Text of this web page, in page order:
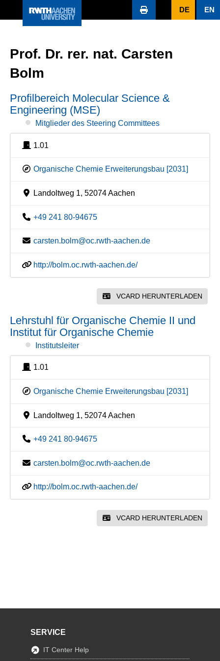
DE EN
Prof. Dr. rer. nat. Carsten
Bolm
Profilbereich Molecular Science &
Engineering (MSE)
Mitglieder des Steering Committees
1.01
Organische Chemie Erweiterungsbau [2031]
Landoltweg 1, 52074 Aachen
+49 241 80-94675
carsten.bolm@oc.rwth-aachen.de
http://bolm.oc.rwth-aachen.de/
VCARD HERUNTERLADEN
Lehrstuhl für Organische Chemie II und
Institut für Organische Chemie
Institutsleiter
1.01
Organische Chemie Erweiterungsbau [2031]
Landoltweg 1, 52074 Aachen
+49 241 80-94675
carsten.bolm@oc.rwth-aachen.de
http://bolm.oc.rwth-aachen.de/
VCARD HERUNTERLADEN
SERVICE
IT Center Help